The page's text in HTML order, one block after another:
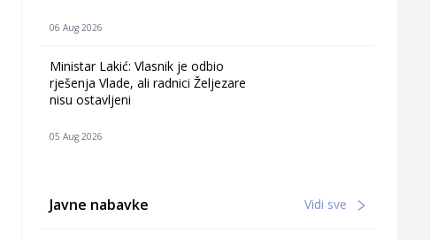
06 Aug 2026
Ministar Lakić: Vlasnik je odbio
rješenja Vlade, ali radnici Željezare
nisu ostavljeni
05 Aug 2026
Javne nabavke Vidi sve